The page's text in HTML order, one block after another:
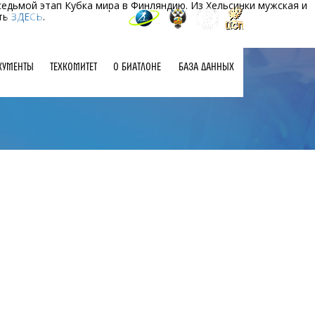
этап Кубка мира в Финляндию. Из Хельсинки мужская и
ЗДЕСЬ.
ТЕХКОМИТЕТ О БИАТЛОНЕ БАЗА ДАННЫХ